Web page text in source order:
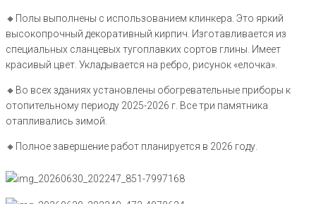
🔸Полы выполнены с использованием клинкера. Это яркий
высокопрочный декоративный кирпич. Изготавливается из
специальных сланцевых тугоплавких сортов глины. Имеет
красивый цвет. Укладывается на ребро, рисунок «елочка».
🔸Во всех зданиях установлены обогревательные приборы к
отопительному периоду 2025-2026 г. Все три памятника
отапливались зимой.
🔸Полное завершение работ планируется в 2026 году.